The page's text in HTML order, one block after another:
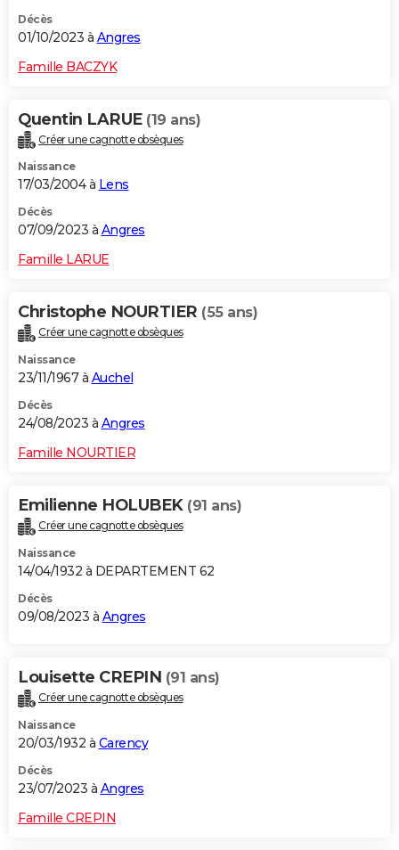
Décès
01/10/2023 à Angres
Famille BACZYK
Quentin LARUE (19 ans)
Créer une cagnotte obsèques
Naissance
17/03/2004 à Lens
Décès
07/09/2023 à Angres
Famille LARUE
Christophe NOURTIER (55 ans)
Créer une cagnotte obsèques
Naissance
23/11/1967 à Auchel
Décès
24/08/2023 à Angres
Famille NOURTIER
Emilienne HOLUBEK (91 ans)
Créer une cagnotte obsèques
Naissance
14/04/1932 à DEPARTEMENT 62
Décès
09/08/2023 à Angres
Louisette CREPIN (91 ans)
Créer une cagnotte obsèques
Naissance
20/03/1932 à Carency
Décès
23/07/2023 à Angres
Famille CREPIN